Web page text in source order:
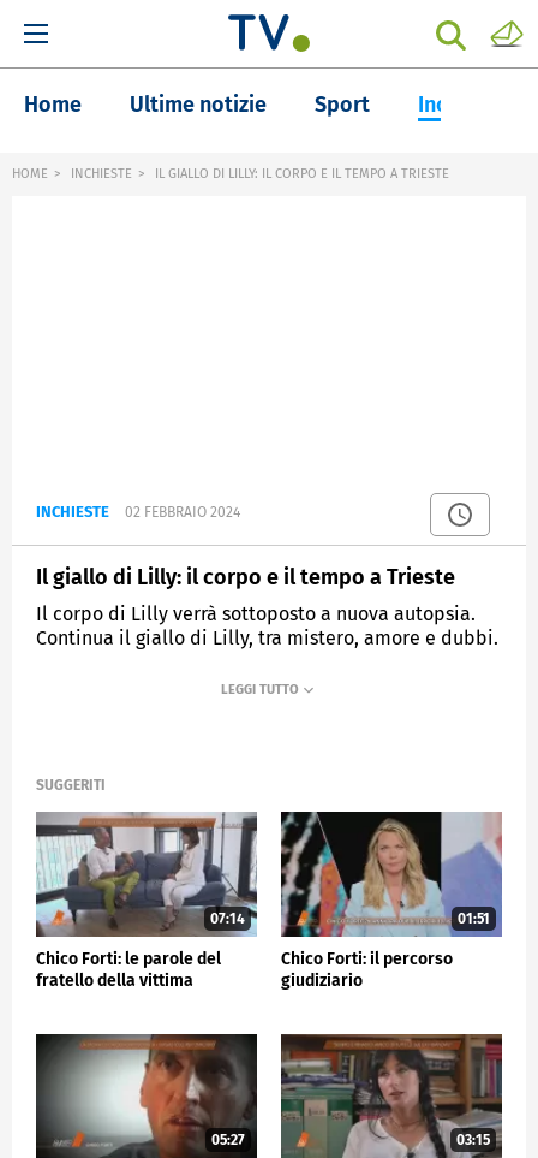
Home Ultime notizie Sport Inchieste
HOME INCHIESTE IL GIALLO DI LILLY: IL CORPO E IL TEMPO A TRIESTE
INCHIESTE 02 FEBBRAIO 2024
Il giallo di Lilly: il corpo e il tempo a Trieste
Il corpo di Lilly verrà sottoposto a nuova autopsia.
Continua il giallo di Lilly, tra mistero, amore e dubbi.
QUARTO GRADO
SUGGERITI
07:14
Chico Forti: le parole del
fratello della vittima
01:51
Chico Forti: il percorso
giudiziario
05:27 03:15